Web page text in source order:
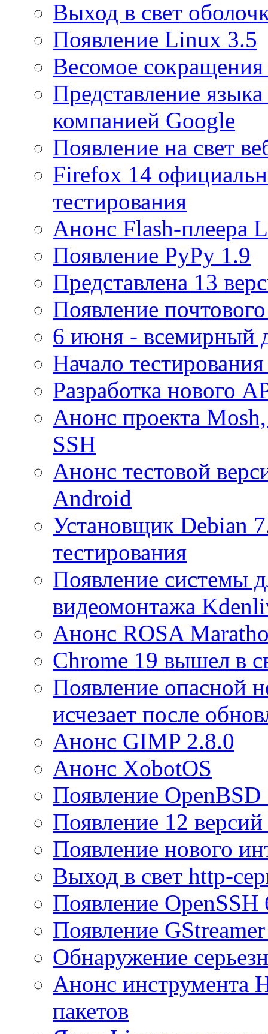
Выход в свет
Появление Linux 3.5
Весомое
Представление
компанией Google
Появление на свет
Firefox 14
тестирования
Анонс Flash-плеера
Появление PyPy 1.9
Представлена 13
Появление
6 июня - всемирный
Начало
Разработка нового
Анонс проекта
SSH
Анонс тестовой
Android
Установщик Debian
тестирования
Появление системы
видеомонтажа
Анонс ROSA
Chrome 19 вышел в
Появление опасной
исчезает после
Анонс GIMP 2.8.0
Анонс XobotOS
Появление OpenBSD
Появление 12
Появление нового
Выход в свет http-
Появление OpenSSH
Появление
Обнаружение
Анонс инструмента
пакетов